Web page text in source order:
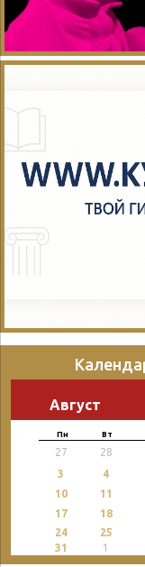
Август
Пн Вт
27 28
3 4
10
11
17
18
24 25
31
1